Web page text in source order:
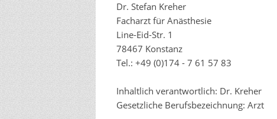
Dr. Stefan Kreher
Facharzt für Anästhesie
Line-Eid-Str. 1
78467 Konstanz
Tel.: +49 (0)174 - 7 61 57 83
Inhaltlich verantwortlich: Dr. Kreher
Gesetzliche Berufsbezeichnung: Arzt